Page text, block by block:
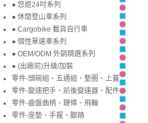
● 悠遊24吋系列
● 休閒登山車系列
● Cargobike 載貨自行車
● 個性單速車系列
● OEM/ODM 外銷精選系列
● (出廠前)升級/加裝
零件-頭碗組、五通組、墊圈、上蓋
零件-變速把手、前後變速器、配件
零件-齒盤曲柄、鏈條、飛輪
零件-座墊、手握、腳踏